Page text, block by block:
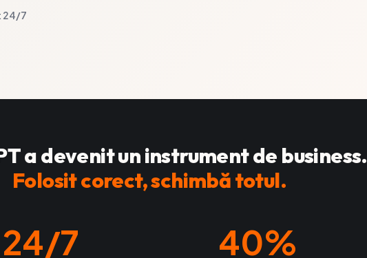
24/7
a devenit un instrument de business.
Folosit corect, schimbă totul.
24/7 40%